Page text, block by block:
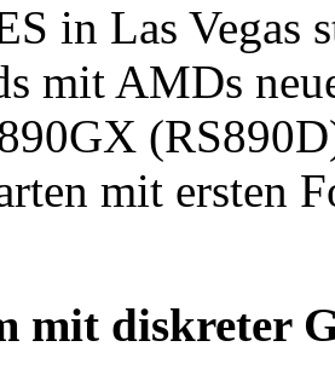
in Las Vegas
mit AMDs
mit ersten
mit diskreter